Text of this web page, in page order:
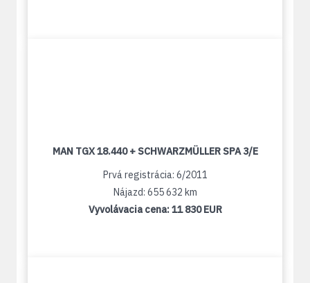
MAN TGX 18.440 + SCHWARZMÜLLER SPA 3/E
Prvá registrácia: 6/2011
Nájazd: 655 632 km
Vyvolávacia cena:11 830 EUR